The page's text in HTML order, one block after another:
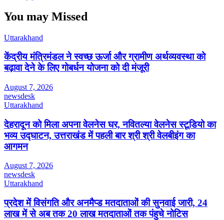
You may Missed
Uttarakhand
केंद्रीय मंत्रिमंडल ने स्वच्छ ऊर्जा और ग्रामीण अर्थव्यवस्था को
बढ़ावा देने के लिए गोबर्धन योजना को दी मंजूरी
August 7, 2026
newsdesk
Uttarakhand
देहरादून को मिला अपना वेलनेस घर, नवितल्या वेलनेस स्टूडियो का
भव्य उद्घाटन, उत्तराखंड में पहली बार श्री श्री वेलबीइंग का
आगमन
August 7, 2026
newsdesk
Uttarakhand
प्रदेश में विसंगति और अनमैप्ड मतदाताओं की सुनवाई जारी, 24
लाख में से अब तक 20 लाख मतदाताओं तक पंहुचे नोटिस